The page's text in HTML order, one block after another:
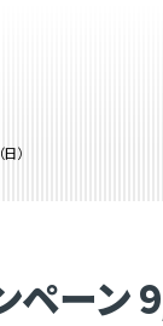
）
ーン